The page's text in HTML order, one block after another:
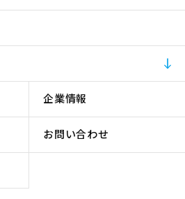
企業情報
お問い合わせ